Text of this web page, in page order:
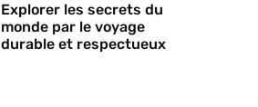
Explorer les secrets du
monde par le voyage
durable et respectueux